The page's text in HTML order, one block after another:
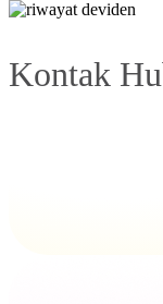
Kontak